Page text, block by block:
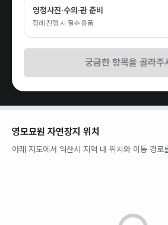
영정사진·수의·관 준비
장례 진행 시 필수 용품
궁금한 항목을 골라주
영모묘원 자연장지 위치
아래 지도에서 익산시 지역 내 위치와 이동 경로